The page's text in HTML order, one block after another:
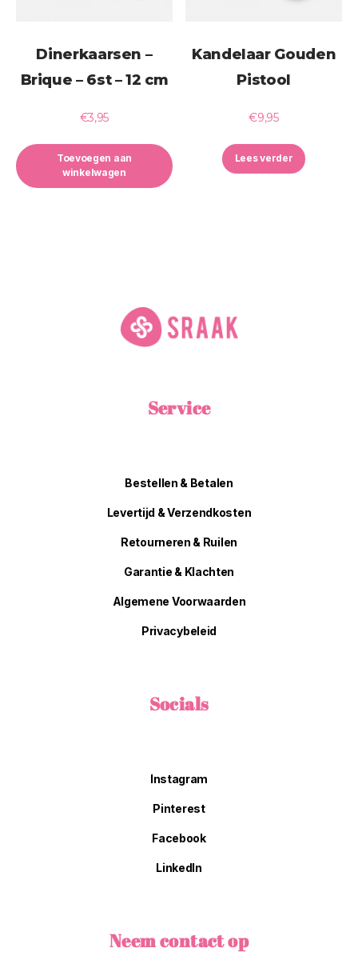
Dinerkaarsen –
Brique – 6st – 12 cm
€3,95
Toevoegen aan
winkelwagen
Kandelaar Gouden
Pistool
€9,95
Lees verder
Service
Bestellen & Betalen
Levertijd & Verzendkosten
Retourneren & Ruilen
Garantie & Klachten
Algemene Voorwaarden
Privacybeleid
Socials
Instagram
Pinterest
Facebook
LinkedIn
Neem contact op